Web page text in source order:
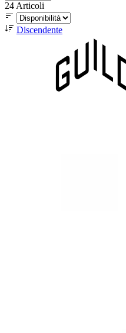
24Articoli
Discendente